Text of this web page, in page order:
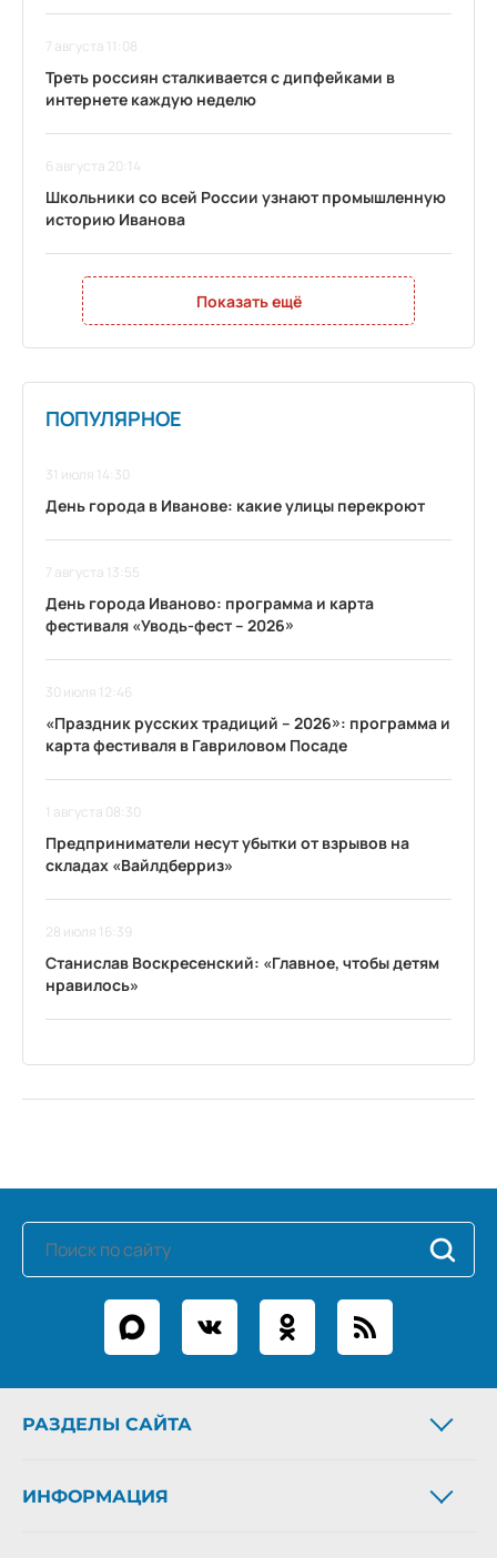
7 августа 11:08
Треть россиян сталкивается с дипфейками в
интернете каждую неделю
6 августа 20:14
Школьники со всей России узнают промышленную
историю Иванова
Показать ещё
ПОПУЛЯРНОЕ
31 июля 14:30
День города в Иванове: какие улицы перекроют
7 августа 13:55
День города Иваново: программа и карта
фестиваля «Уводь-фест – 2026»
30 июля 12:46
«Праздник русских традиций – 2026»: программа и
карта фестиваля в Гавриловом Посаде
1 августа 08:30
Предприниматели несут убытки от взрывов на
складах «Вайлдберриз»
28 июля 16:39
Станислав Воскресенский: «Главное, чтобы детям
нравилось»
РАЗДЕЛЫ САЙТА
Статьи
ИНФОРМАЦИЯ